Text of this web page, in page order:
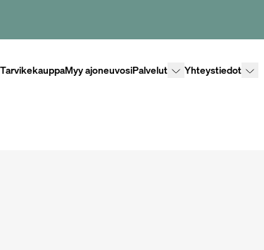
TarvikekauppaMyy ajoneuvosiPalvelutLisävalikko
Yhteystiedot